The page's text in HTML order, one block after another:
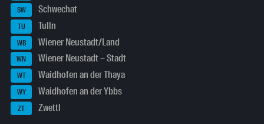
SW Schwechat
TU Tulln
WB Wiener Neustadt/Land
WN Wiener Neustadt – Stadt
WT Waidhofen an der Thaya
WY Waidhofen an der Ybbs
ZT Zwettl